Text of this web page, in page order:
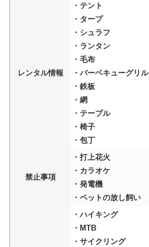
レンタル情報
・テント
・タープ
・シュラフ
・ランタン
・毛布
・バーベキューグリル
・鉄板
・網
・テーブル
・椅子
・包丁
禁止事項
・打上花火
・カラオケ
・発電機
・ペットの放し飼い
・ハイキング
・MTB
・サイクリング